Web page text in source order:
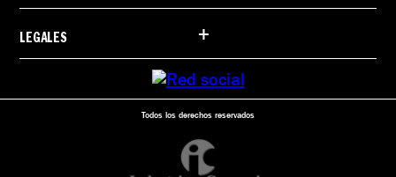
LEGALES +
Todos los derechos reservados